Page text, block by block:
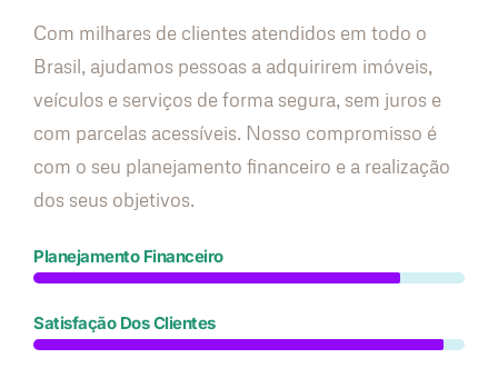
Com milhares de clientes atendidos em todo o
Brasil, ajudamos pessoas a adquirirem imóveis,
veículos e serviços de forma segura, sem juros e
com parcelas acessíveis. Nosso compromisso é
com o seu planejamento financeiro e a realização
dos seus objetivos.
Planejamento Financeiro
Satisfação Dos Clientes